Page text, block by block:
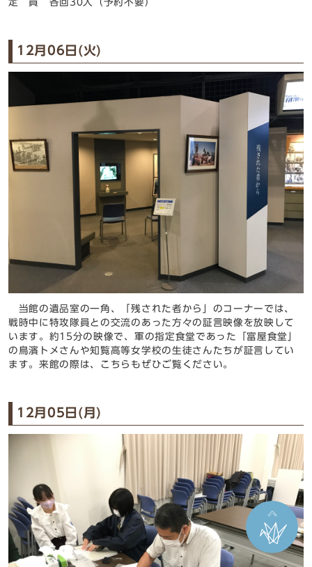
定 員 各回30人（予約不要）
12月06日(火)
当館の遺品室の一角、「残された者から」のコーナーでは、
戦時中に特攻隊員との交流のあった方々の証言映像を放映して
います。約15分の映像で、軍の指定食堂であった「富屋食堂」
の鳥濱トメさんや知覧高等女学校の生徒さんたちが証言してい
ます。来館の際は、こちらもぜひご覧ください。
12月05日(月)